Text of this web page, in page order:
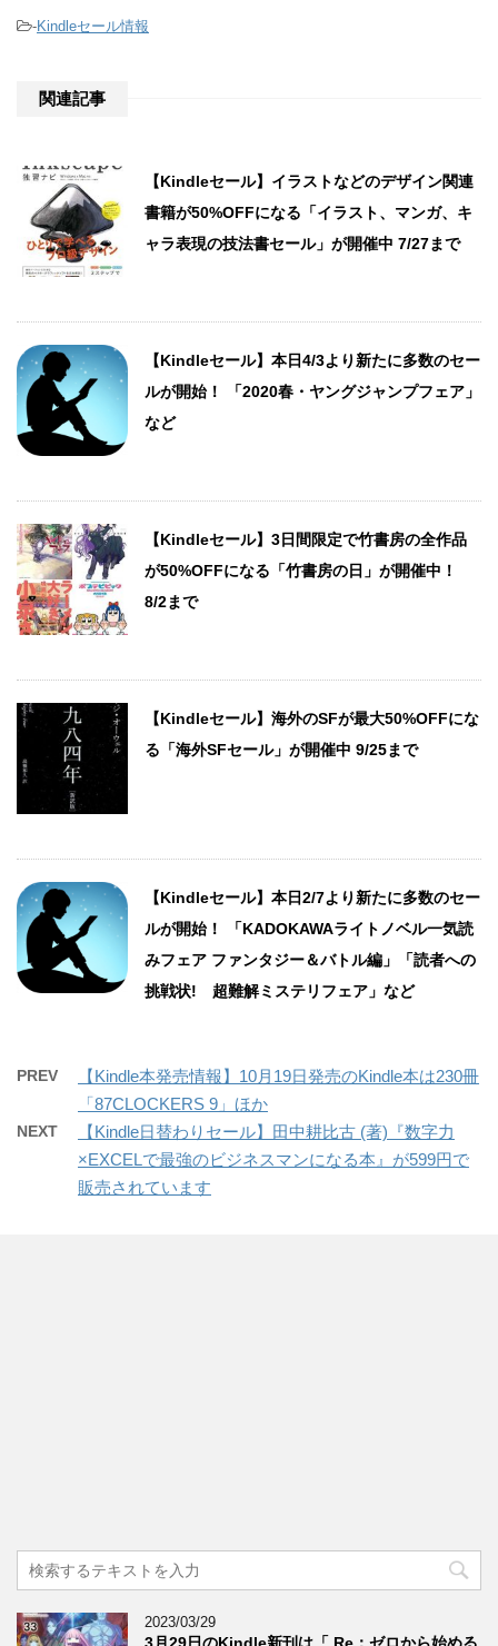
-Kindleセール情報
関連記事
【Kindleセール】イラストなどのデザイン関連
書籍が50%OFFになる「イラスト、マンガ、キ
ャラ表現の技法書セール」が開催中 7/27まで
【Kindleセール】本日4/3より新たに多数のセー
ルが開始！ 「2020春・ヤングジャンプフェア」
など
【Kindleセール】3日間限定で竹書房の全作品
が50%OFFになる「竹書房の日」が開催中！
8/2まで
【Kindleセール】海外のSFが最大50%OFFにな
る「海外SFセール」が開催中 9/25まで
【Kindleセール】本日2/7より新たに多数のセー
ルが開始！ 「KADOKAWAライトノベル一気読
みフェア ファンタジー＆バトル編」「読者への
挑戦状! 超難解ミステリフェア」など
PREV
【Kindle本発売情報】10月19日発売のKindle本は230冊
「87CLOCKERS 9」ほか
NEXT
【Kindle日替わりセール】田中耕比古 (著)『数字力
×EXCELで最強のビジネスマンになる本』が599円で
販売されています
2023/03/29
3月29日のKindle新刊は「 Re：ゼロから始める